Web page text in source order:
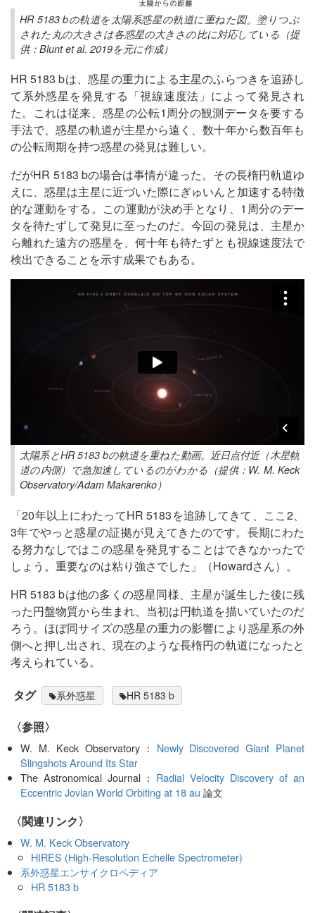
HR 5183 bの軌道を太陽系惑星の軌道に重ねた図。塗りつぶ
された丸の大きさは各惑星の大きさの比に対応している（提
供：Blunt et al. 2019を元に作成）
HR 5183 bは、惑星の重力による主星のふらつきを追跡し
て系外惑星を発見する「視線速度法」によって発見され
た。これは従来、惑星の公転1周分の観測データを要する
手法で、惑星の軌道が主星から遠く、数十年から数百年も
の公転周期を持つ惑星の発見は難しい。
だがHR 5183 bの場合は事情が違った。その長楕円軌道ゆ
えに、惑星は主星に近づいた際にぎゅいんと加速する特徴
的な運動をする。この運動が決め手となり、1周分のデー
タを待たずして発見に至ったのだ。今回の発見は、主星か
ら離れた遠方の惑星を、何十年も待たずとも視線速度法で
検出できることを示す成果でもある。
太陽系とHR 5183 bの軌道を重ねた動画。近日点付近（木星軌
道の内側）で急加速しているのがわかる（提供：W. M. Keck
Observatory/Adam Makarenko）
「20年以上にわたってHR 5183を追跡してきて、ここ2、
3年でやっと惑星の証拠が見えてきたのです。長期にわた
る努力なしではこの惑星を発見することはできなかったで
しょう。重要なのは粘り強さでした」（Howardさん）。
HR 5183 bは他の多くの惑星同様、主星が誕生した後に残
った円盤物質から生まれ、当初は円軌道を描いていたのだ
ろう。ほぼ同サイズの惑星の重力の影響により惑星系の外
側へと押し出され、現在のような長楕円の軌道になったと
考えられている。
タグ 系外惑星 HR 5183 b
〈参照〉
W. M. Keck Observatory： Newly Discovered Giant Planet
Slingshots Around Its Star
The Astronomical Journal： Radial Velocity Discovery of an
Eccentric Jovian World Orbiting at 18 au 論文
〈関連リンク〉
W. M. Keck Observatory
HIRES (High-Resolution Echelle Spectrometer)
系外惑星エンサイクロペディア
HR 5183 b